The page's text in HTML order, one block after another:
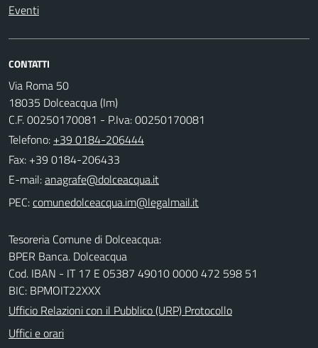
Eventi
CONTATTI
Via Roma 50
18035 Dolceacqua (Im)
C.F. 00250170081 - P.Iva: 00250170081
Telefono: +39 0184-206444
Fax: +39 0184-206433
E-mail:
PEC:
Tesoreria Comune di Dolceacqua:
BPER Banca. Dolceacqua
Cod. IBAN - IT 17 E 05387 49010 0000 472 598 51
BIC: BPMOIT22XXX
Ufficio Relazioni con il Pubblico (URP) Protocollo
Uffici e orari